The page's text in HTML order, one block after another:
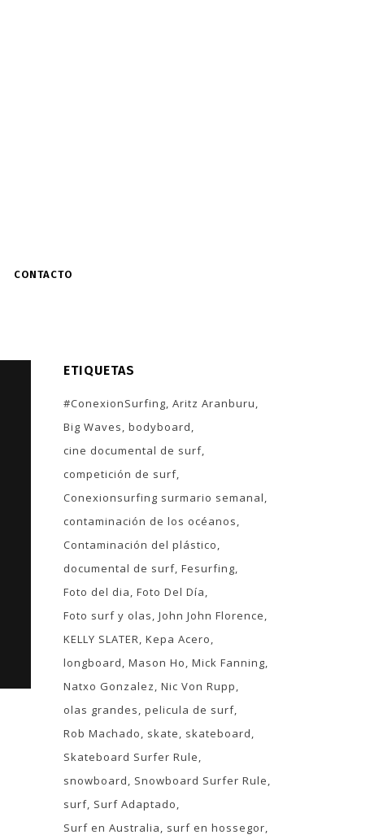
CONTACTO
ETIQUETAS
#ConexionSurfing Aritz Aranburu
Big Waves bodyboard
cine documental de surf
competición de surf
Conexionsurfing surmario semanal
contaminación de los océanos
Contaminación del plástico
documental de surf Fesurfing
Foto del dia Foto Del Día
Foto surf y olas John John Florence
KELLY SLATER Kepa Acero
longboard Mason Ho Mick Fanning
Natxo Gonzalez Nic Von Rupp
olas grandes pelicula de surf
Rob Machado
skate
skateboard
Skateboard Surfer Rule
snowboard
Snowboard Surfer Rule
surf Surf Adaptado
Surf en Australia
surf en hossegor